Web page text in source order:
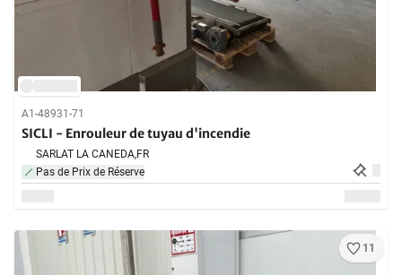
A1-48931-71
SICLI - Enrouleur de tuyau d'incendie
SARLAT LA CANEDA,FR
Pas de Prix de Réserve
11